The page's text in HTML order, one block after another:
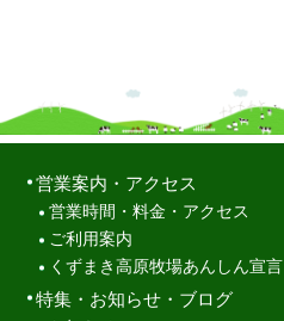
営業案内・アクセス
営業時間・料金・アクセス
ご利用案内
くずまき高原牧場あんしん宣言
特集・お知らせ・ブログ